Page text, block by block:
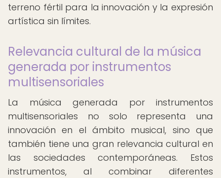
terreno fértil para la innovación y la expresión
artística sin límites.
Relevancia cultural de la música
generada por instrumentos
multisensoriales
La música generada por instrumentos
multisensoriales no solo representa una
innovación en el ámbito musical, sino que
también tiene una gran relevancia cultural en
las sociedades contemporáneas. Estos
instrumentos, al combinar diferentes